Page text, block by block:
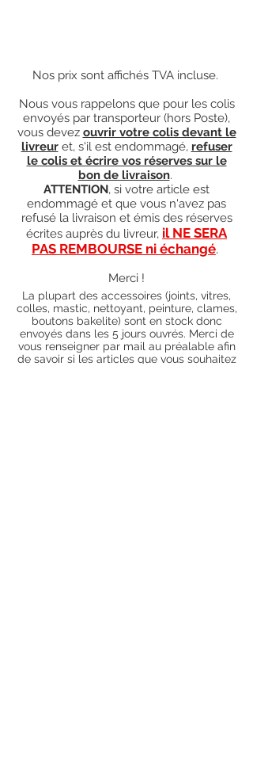
Nos prix sont affichés TVA incluse.
Nous vous rappelons que pour les colis
envoyés par transporteur (hors Poste),
vous devez ouvrir votre colis devant le
livreuret, s'il est endommagé, refuser
le colis et écrire vos réserves sur le
bon de livraison.
ATTENTION, si votre article est
endommagé et que vous n'avez pas
refusé la livraison et émis des réserves
écrites auprès du livreur, il NE SERA
PAS REMBOURSE ni échangé.
Merci !
La plupart des accessoires (joints, vitres,
colles, mastic, nettoyant, peinture, clames,
boutons bakelite) sont en stock donc
envoyés dans les 5 jours ouvrés. Merci de
vous renseigner par mail au préalable afin
de savoir si les articles que vous souhaitez